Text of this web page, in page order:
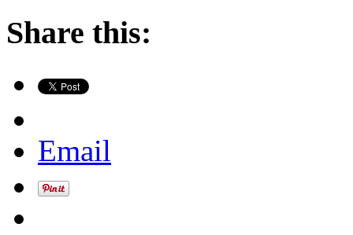
Share this:
Email